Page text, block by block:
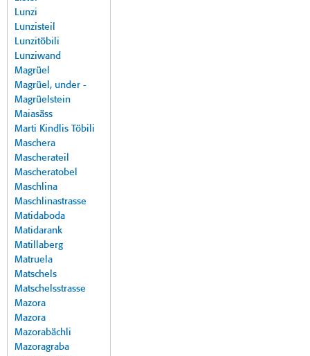
Lunzi
Lunzisteil
Lunzitöbili
Lunziwand
Magrüel
Magrüel, under -
Magrüelstein
Maiasäss
Marti Kindlis Töbili
Maschera
Mascherateil
Mascheratobel
Maschlina
Maschlinastrasse
Matidaboda
Matidarank
Matillaberg
Matruela
Matschels
Matschelsstrasse
Mazora
Mazora
Mazorabächli
Mazoragraba